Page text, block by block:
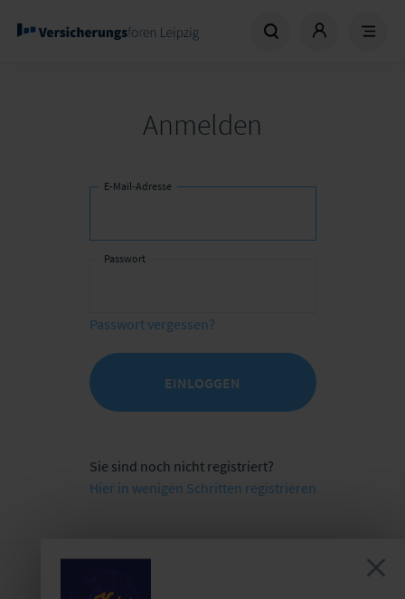
Anmelden
E-Mail-Adresse
Passwort
Passwort vergessen?
EINLOGGEN
Sie sind noch nicht registriert?
Hier in wenigen Schritten registrieren